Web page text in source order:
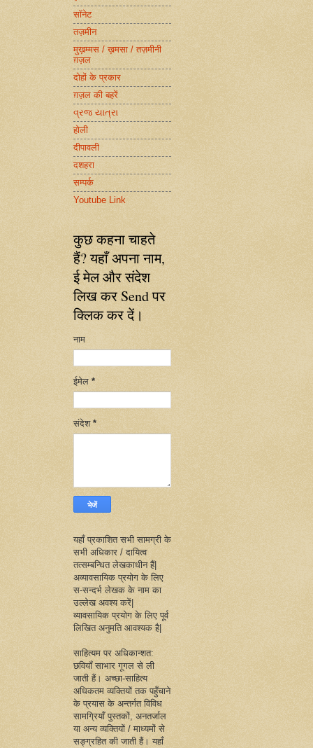
सॉनेट
तज़मीन
मुख़म्मस / ख़मसा / तज़मीनी
ग़ज़ल
दोहों के प्रकार
ग़ज़ल की बहरें
વ્રજ યાત્રા
होली
दीपावली
दशहरा
सम्पर्क
Youtube Link
कुछ कहना चाहते
हैं? यहाँ अपना नाम,
ई मेल और संदेश
लिख कर Send पर
क्लिक कर दें।
नाम
ईमेल *
संदेश *
यहाँ प्रकाशित सभी सामग्री के
सभी अधिकार / दायित्व
तत्सम्बन्धित लेखकाधीन हैं|
अव्यावसायिक प्रयोग के लिए
स-सन्दर्भ लेखक के नाम का
उल्लेख अवश्य करें|
व्यावसायिक प्रयोग के लिए पूर्व
लिखित अनुमति आवश्यक है|
साहित्यम पर अधिकान्शत:
छवियाँ साभार गूगल से ली
जाती हैं। अच्छा-साहित्य
अधिकतम व्यक्तियों तक पहुँचाने
के प्रयास के अन्तर्गत विविध
सामग्रियाँ पुस्तकों, अनतर्जाल
या अन्य व्यक्तियों / माध्यमों से
सङ्ग्रहित की जाती हैं। यहाँ